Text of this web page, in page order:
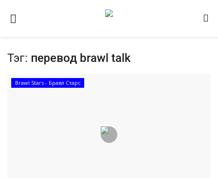
Домашняя
Видео
Тэг: перевод brawl talk
Brawl Stars - Бравл Старс